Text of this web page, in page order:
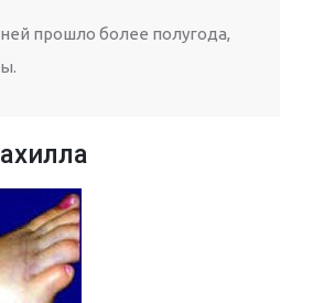
прошло более полугода,